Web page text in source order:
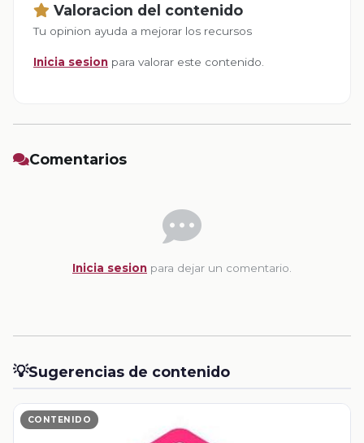
Valoracion del contenido
Tu opinion ayuda a mejorar los recursos
Inicia sesion para valorar este contenido.
Comentarios
Inicia sesion para dejar un comentario.
💡Sugerencias de contenido
CONTENIDO